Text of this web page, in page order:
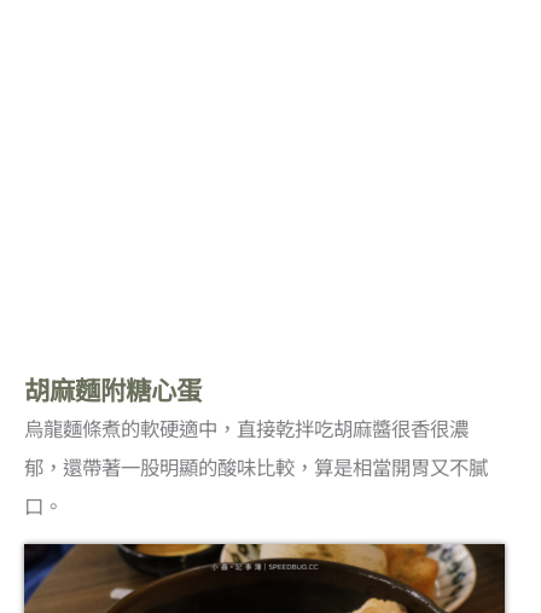
胡麻麵附糖心蛋
烏龍麵條煮的軟硬適中，直接乾拌吃胡麻醬很香很濃
郁，還帶著一股明顯的酸味比較，算是相當開胃又不膩
口。